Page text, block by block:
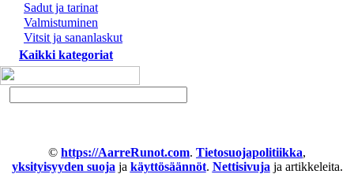
Sadut ja tarinat
Valmistuminen
Vitsit ja sananlaskut
Kaikki kategoriat
© https://AarreRunot.com. Tietosuojapolitiikka,
yksityisyyden suoja ja käyttösäännöt. Nettisivuja ja artikkeleita.